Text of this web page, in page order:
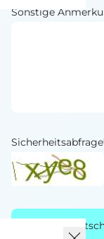
Sonstige